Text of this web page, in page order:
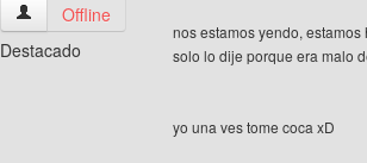
julian-shekina-nuevo Ver perfil del usuario
Offline
Destacado
nos estamos yendo,
solo lo dije porque era malo
yo una ves tome coca xD